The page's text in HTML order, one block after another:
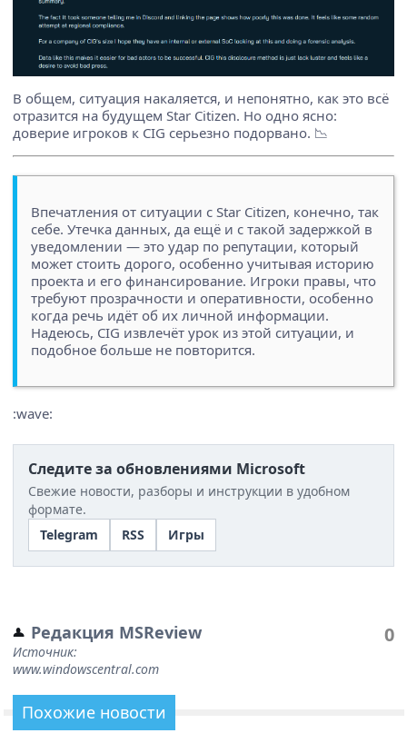
В общем, ситуация накаляется, и непонятно, как это всё
отразится на будущем Star Citizen. Но одно ясно:
доверие игроков к CIG серьезно подорвано. 📉
Впечатления от ситуации с Star Citizen, конечно, так
себе. Утечка данных, да ещё и с такой задержкой в
уведомлении — это удар по репутации, который
может стоить дорого, особенно учитывая историю
проекта и его финансирование. Игроки правы, что
требуют прозрачности и оперативности, особенно
когда речь идёт об их личной информации.
Надеюсь, CIG извлечёт урок из этой ситуации, и
подобное больше не повторится.
:wave:
Следите за обновлениями Microsoft
Свежие новости, разборы и инструкции в удобном
формате.
Telegram
RSS Игры
Редакция MSReview
Источник:
www.windowscentral.com
0
Похожие новости